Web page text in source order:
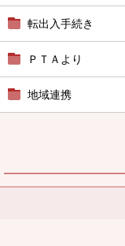
転出入手続き
ＰＴＡより
地域連携